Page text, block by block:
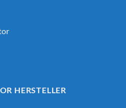
HERSTELLER